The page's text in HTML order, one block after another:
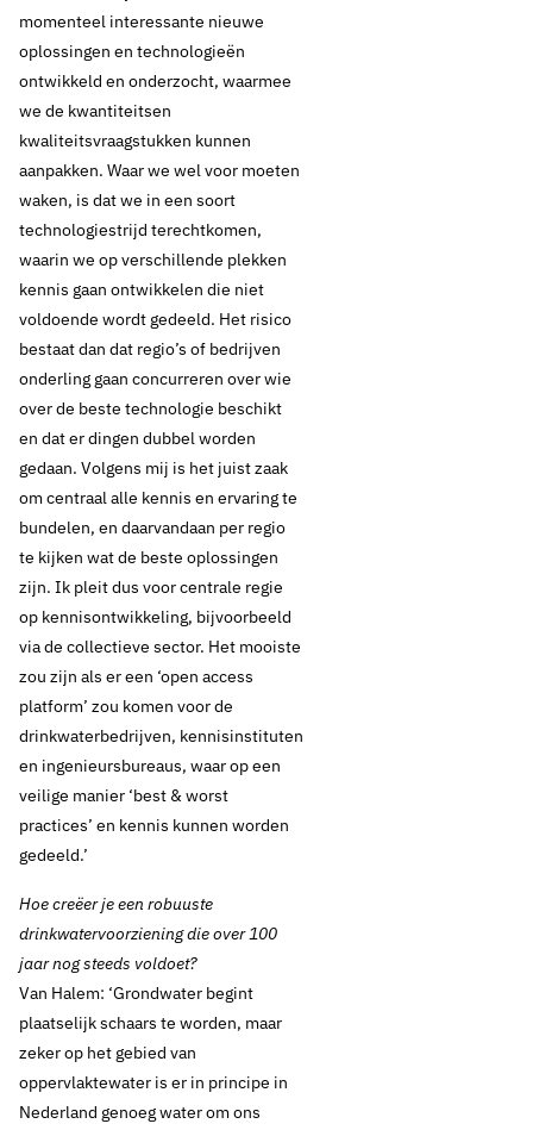
momenteel interessante nieuwe
oplossingen en technologieën
ontwikkeld en onderzocht, waarmee
we de kwantiteitsen
kwaliteitsvraagstukken kunnen
aanpakken. Waar we wel voor moeten
waken, is dat we in een soort
technologiestrijd terechtkomen,
waarin we op verschillende plekken
kennis gaan ontwikkelen die niet
voldoende wordt gedeeld. Het risico
bestaat dan dat regio’s of bedrijven
onderling gaan concurreren over wie
over de beste technologie beschikt
en dat er dingen dubbel worden
gedaan. Volgens mij is het juist zaak
om centraal alle kennis en ervaring te
bundelen, en daarvandaan per regio
te kijken wat de beste oplossingen
zijn. Ik pleit dus voor centrale regie
op kennisontwikkeling, bijvoorbeeld
via de collectieve sector. Het mooiste
zou zijn als er een ‘open access
platform’ zou komen voor de
drinkwaterbedrijven, kennisinstituten
en ingenieursbureaus, waar op een
veilige manier ‘best & worst
practices’ en kennis kunnen worden
gedeeld.’
Hoe creëer je een robuuste
drinkwatervoorziening die over 100
jaar nog steeds voldoet?
Van Halem: ‘Grondwater begint
plaatselijk schaars te worden, maar
zeker op het gebied van
oppervlaktewater is er in principe in
Nederland genoeg water om ons